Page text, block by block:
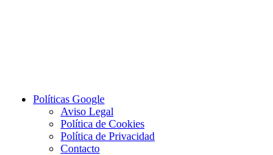
Políticas Google
Aviso Legal
Política de Cookies
Política de Privacidad
Contacto